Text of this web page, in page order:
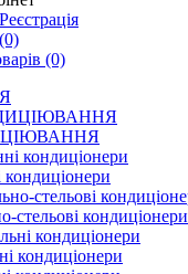
(0)
кондиціонери
стельові кондиціонери
кондиціонери